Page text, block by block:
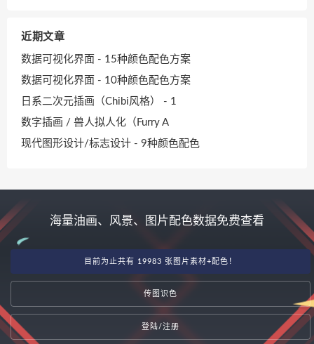
近期文章
数据可视化界面 - 15种颜色配色方案
数据可视化界面 - 10种颜色配色方案
日系二次元插画（Chibi风格） - 1
数字插画 / 兽人拟人化（Furry A
现代图形设计/标志设计 - 9种颜色配色
海量油画、风景、图片配色数据免费查看
目前为止共有 19983 张图片素材+配色！
传图识色
登陆/注册